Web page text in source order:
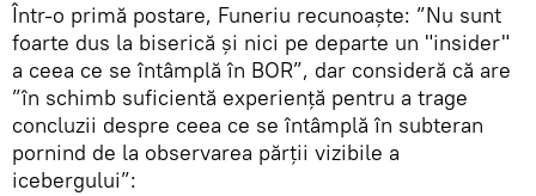
Într-o primă postare, Funeriu recunoaște: ”Nu sunt
foarte dus la biserică și nici pe departe un "insider"
a ceea ce se întâmplă în BOR”, dar consideră că are
”în schimb suficientă experiență pentru a trage
concluzii despre ceea ce se întâmplă în subteran
pornind de la observarea părții vizibile a
icebergului”: